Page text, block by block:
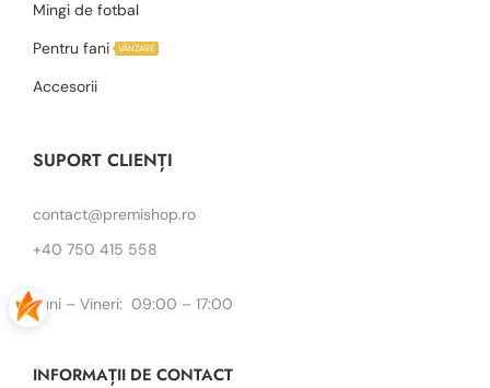
Mingi de fotbal
Pentru fani
VÂNZARE
Accesorii
SUPORT CLIENȚI
contact@premishop.ro
+40 750 415 558
Luni – Vineri: 09:00 – 17:00
INFORMAȚII DE CONTACT